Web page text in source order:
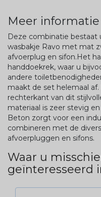
Meer informatie
Deze combinatie
wasbakje Ravo met mat
afvoerplug en sifon.Het
handdoekrek, waar u
andere
maakt de set helemaal
rechterkant van dit
materiaal is zeer stevig
Beton zorgt voor een
combineren met de
afvoerpluggen en sifons.
Waar u
geïnteresseerd